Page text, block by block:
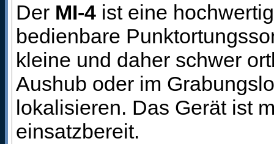
Der MI-4 ist eine
bedienbare
kleine und daher schwer
Aushub oder im
lokalisieren. Das Gerät ist
einsatzbereit.